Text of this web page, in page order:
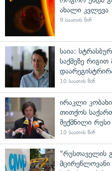
ახალი კვლევა
9 საათის წინ
საია:
საქმეზე რიგით
10 საათის წინ
ირაკლი
თითქოს
შექმნილი
10 საათის წინ
"რუსთაველის